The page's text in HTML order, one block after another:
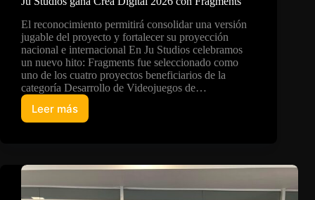
El reconocimiento permitirá consolidar una versión
jugable del proyecto y fortalecer su proyección
nacional e internacional En Ju Studios celebramos
un nuevo hito: Fragments fue seleccionado como
uno de los cuatro proyectos beneficiarios de la
categoría Desarrollo de Videojuegos de…
Leer más
Ju
Digital